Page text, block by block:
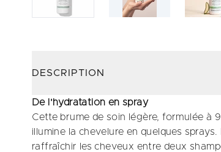
DESCRIPTION
De l'hydratation en spray
Cette brume de soin légère, formulée à
illumine la chevelure en quelques
raffraîchir les cheveux entre deux